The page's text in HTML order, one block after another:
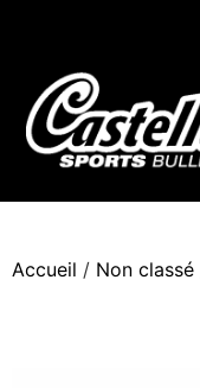
Accueil / Non classé